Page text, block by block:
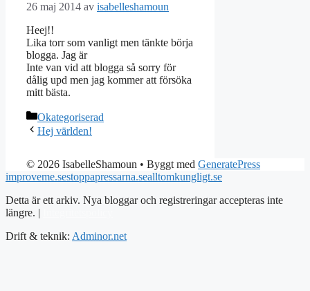
26 maj 2014 av isabelleshamoun
Heej!!
Lika torr som vanligt men tänkte börja
blogga. Jag är
Inte van vid att blogga så sorry för
dålig upd men jag kommer att försöka
mitt bästa.
Kategorier
Okategoriserad
Hej världen!
© 2026 IsabelleShamoun • Byggt med GeneratePress
improveme.sestoppapressarna.sealltomkungligt.se
Detta är ett arkiv. Nya bloggar och registreringar accepteras inte
längre. |
Drift & teknik: Adminor.net